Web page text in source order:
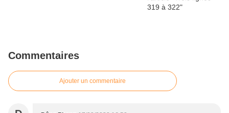
Commentaires
Ajouter un commentaire